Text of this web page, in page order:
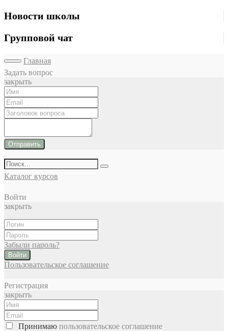
Новости школы
Групповой чат
Главная
Задать вопрос
закрыть
Отправить
Каталог курсов
Войти
закрыть
Забыли пароль?
Войти
Пользовательское соглашение
Регистрация
закрыть
Принимаю пользовательское соглашение